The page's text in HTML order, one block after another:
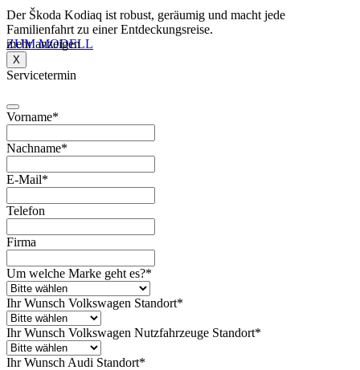
Der Škoda Kodiaq ist robust, geräumig und macht jede
Familienfahrt zu einer Entdeckungsreise.
ZUM MODELL
mehr anzeigen
X
Servicetermin
Vorname*
Nachname*
E-Mail*
Telefon
Firma
Um welche Marke geht es?*
Ihr Wunsch Volkswagen Standort*
Ihr Wunsch Volkswagen Nutzfahrzeuge Standort*
Ihr Wunsch Audi Standort*